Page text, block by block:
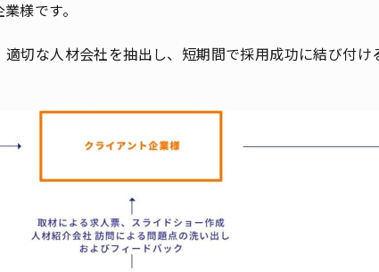
様です。
切な人材会社を抽出し、短期間で採用成功に結び付け